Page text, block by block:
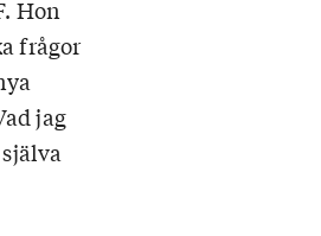
Hon
frågor
jag